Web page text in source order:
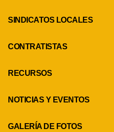
SINDICATOS LOCALES
CONTRATISTAS
RECURSOS
NOTICIAS Y EVENTOS
GALERÍA DE FOTOS